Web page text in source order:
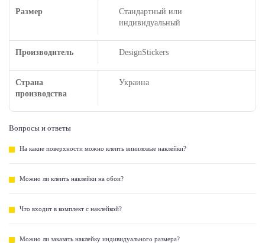
Размер
Стандартный или
индивидуальный
Производитель DesignStickers
Страна
производства
Украина
Вопросы и ответы
На какие поверхности можно клеить виниловые наклейки?
Можно ли клеить наклейки на обои?
Что входит в комплект с наклейкой?
Можно ли заказать наклейку индивидуального размера?